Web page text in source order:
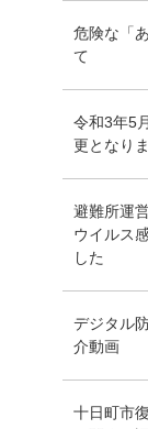
危険な「
て
令和3年5
更となり
避難所運
ウイルス
した
デジタル
介動画
十日町市